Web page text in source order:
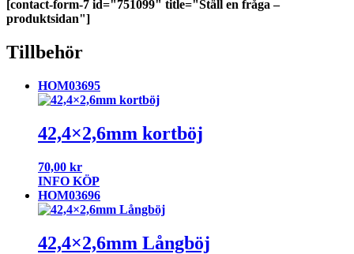
[contact-form-7 id="751099" title="Ställ en fråga –
produktsidan"]
Tillbehör
HOM03695
42,4×2,6mm kortböj
70,00 kr
INFO KÖP
HOM03696
42,4×2,6mm Långböj